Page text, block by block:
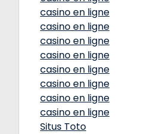
casino en ligne
casino en ligne
casino en ligne
casino en ligne
casino en ligne
casino en ligne
casino en ligne
casino en ligne
Situs Toto